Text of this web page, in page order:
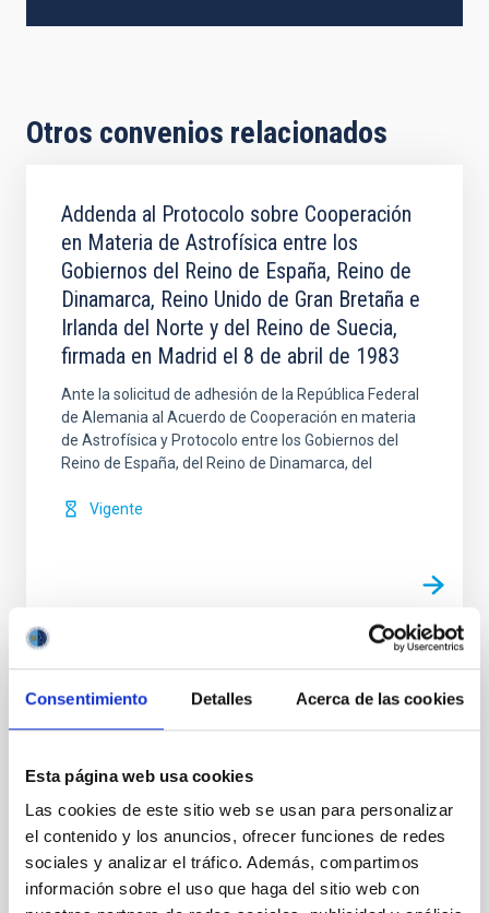
Consentimiento Detalles Acerca de las cookies
Esta página web usa cookies
Las cookies de este sitio web se usan para personalizar
el contenido y los anuncios, ofrecer funciones de redes
sociales y analizar el tráfico. Además, compartimos
información sobre el uso que haga del sitio web con
Otros convenios relacionados
Addenda al Protocolo sobre Cooperación
en Materia de Astrofísica entre los
Gobiernos del Reino de España, Reino de
Dinamarca, Reino Unido de Gran Bretaña e
Irlanda del Norte y del Reino de Suecia,
firmada en Madrid el 8 de abril de 1983
Ante la solicitud de adhesión de la República Federal
de Alemania al Acuerdo de Cooperación en materia
de Astrofísica y Protocolo entre los Gobiernos del
Reino de España, del Reino de Dinamarca, del
Vigente
el experimento en colaboración entre el
IAC y la Organización Europea de
InvestigaciónAstronómica Hemisferio Sur.
Ampliar los objetivos de la colaboración para permitir
que los experimentos de campo LGS-AO sean
realizados en el telescopio WHT de La Palma en
colaboración científica con el equipo de sistemas de